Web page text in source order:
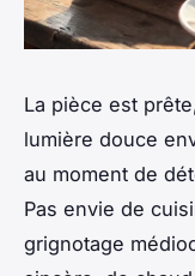
La pièce est
lumière douce
au moment de
Pas envie de
grignotage